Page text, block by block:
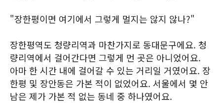
"장한평이면 여기에서 그렇게 멀지는 않지 않나?"
장한평역도 청량리역과 마찬가지로 동대문구에요. 청
량리역에서 걸어간다면 그렇게 먼 곳은 아니었어요.
아마 한 시간 내에 걸어갈 수 있는 거리일 거였어요. 장
한평 및 장안동은 가본 적이 없었어요. 서울에서 몇 안
남은 제가 가본 적 없는 동네 중 하나였어요.